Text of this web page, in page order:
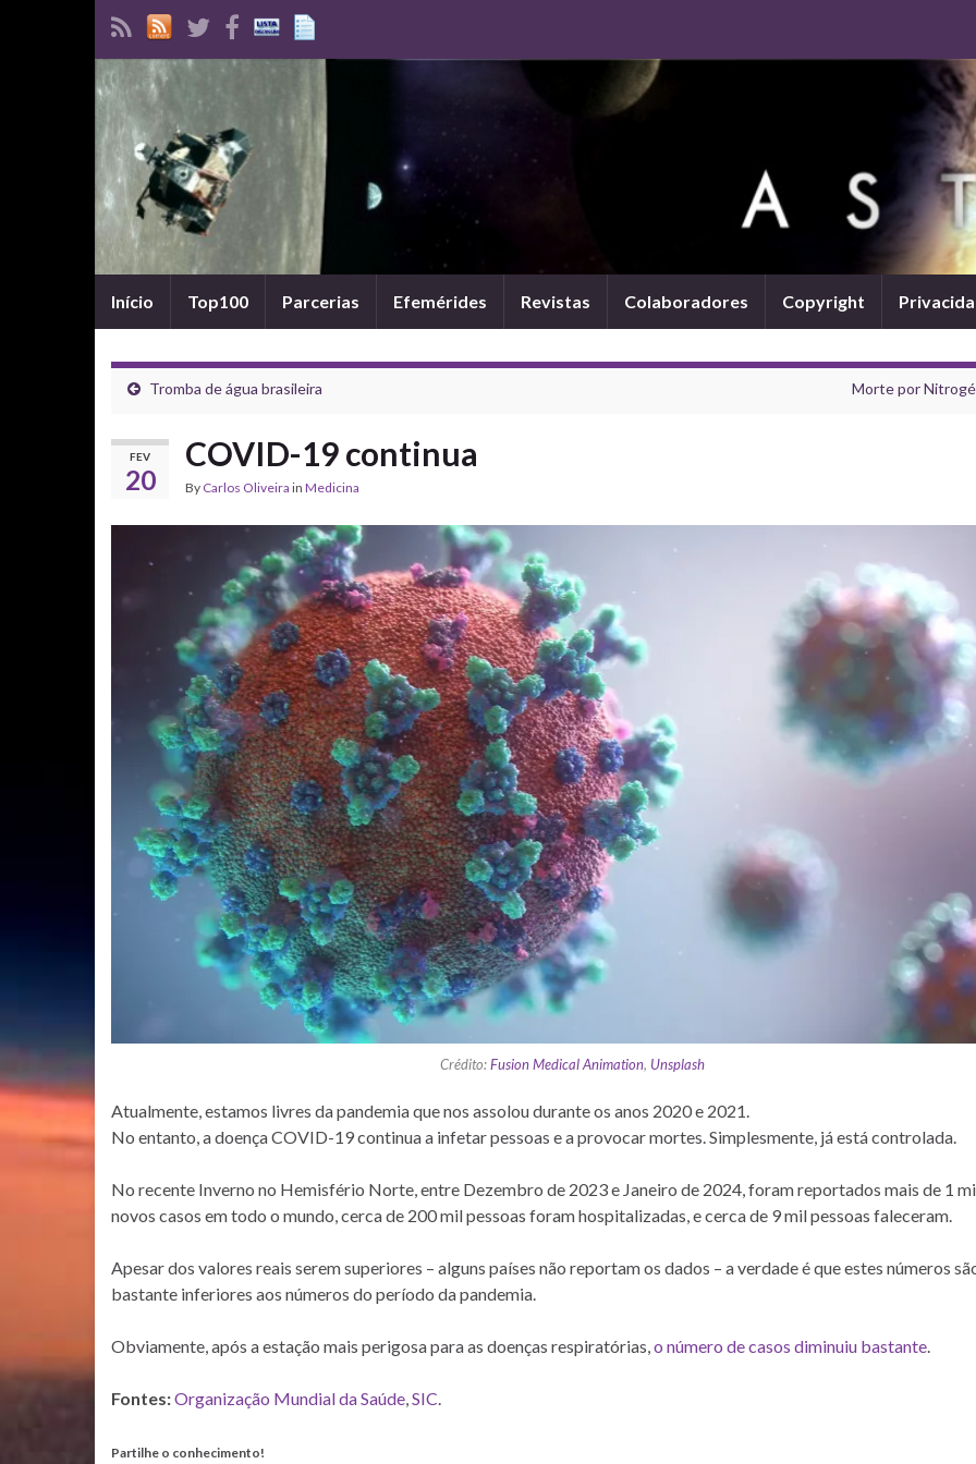
Início Top100 Parcerias Efemérides Revistas Colaboradores Copyright
Tromba de água brasileira Morte por
FEV
20
COVID-19 continua
By Carlos Oliveira in Medicina
Crédito:Fusion Medical Animation, Unsplash
Atualmente, estamos livres da pandemia que nos assolou durante os anos 2020 e 2021.
No entanto, a doença COVID-19 continua a infetar pessoas e a provocar mortes. Simplesmente, já está controlada.
No recente Inverno no Hemisfério Norte, entre Dezembro de 2023 e Janeiro de 2024, foram reportados mais de 1
novos casos em todo o mundo, cerca de 200 mil pessoas foram hospitalizadas, e cerca de 9 mil pessoas faleceram.
Apesar dos valores reais serem superiores – alguns países não reportam os dados – a verdade é que estes números
bastante inferiores aos números do período da pandemia.
Obviamente, após a estação mais perigosa para as doenças respiratórias,o número de casos diminuiu bastante.
Fontes:Organização Mundial da Saúde,SIC.
Partilhe o conhecimento!